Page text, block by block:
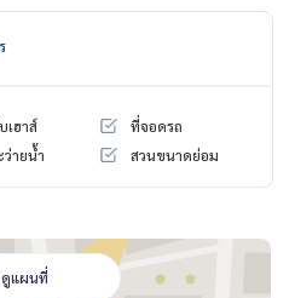
Agency, Service You Can T
#Luxurycondo #condominiu
#Bangkok Condo #Con
#RentSellCondoBang
เฮาส์
ที่จอดรถ
ว่ายน้ำ สวนขนาดย่อม
ดูแผนที่